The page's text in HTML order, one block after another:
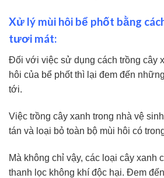
Xử lý mùi hôi bể phốt bằng
tươi mát:
Đối với việc sử dụng cách trồng cây
hôi của bể phốt thì lại đem đến
tới.
Việc trồng cây xanh trong nhà vệ
tán và loại bỏ toàn bộ mùi hôi có
Mà không chỉ vậy, các loại cây xanh
thanh lọc không khí độc hại. Đem